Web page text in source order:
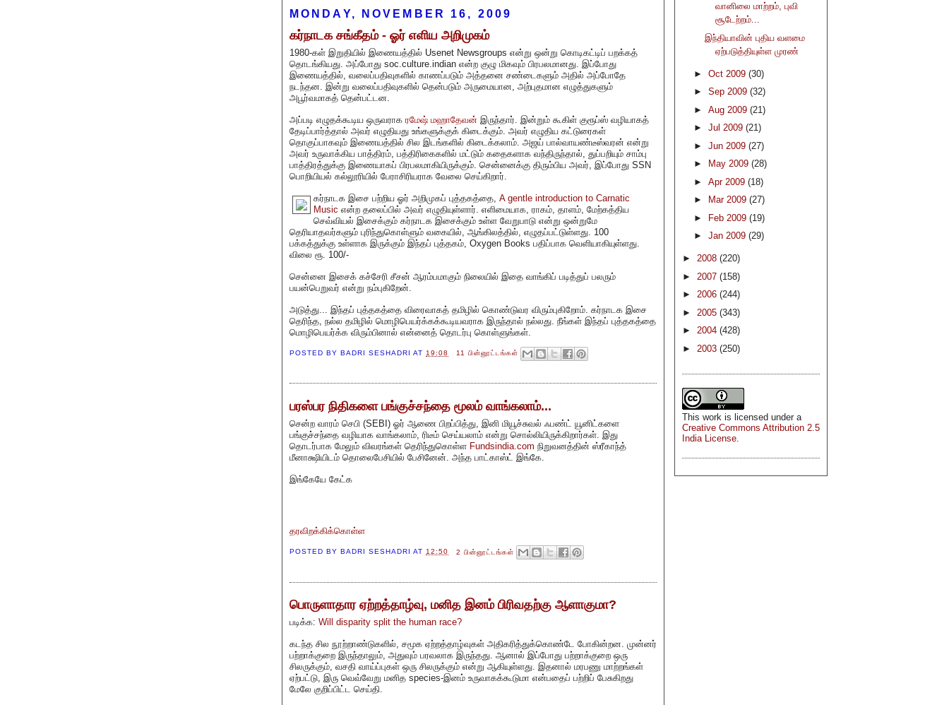
MONDAY, NOVEMBER 16, 2009
கர்நாடக சங்கீதம் - ஓர் எளிய அறிமுகம்
1980-கள் இறுதியில் இணையத்தில் Usenet Newsgroups என்று ஒன்று கொடிகட்டிப் பறக்கத்
தொடங்கியது. அப்போது soc.culture.indian என்ற குழு மிகவும் பிரபலமானது. இப்போது
இணையத்தில், வலைப்பதிவுகளில் காணப்படும் அத்தனை சண்டைகளும் அதில் அப்போதே
நடந்தன. இன்று வலைப்பதிவுகளில் தென்படும் அருமையான, அற்புதமான எழுத்துகளும்
அபூர்வமாகத் தென்பட்டன.
அப்படி எழுதக்கூடிய ஒருவராக ரமேஷ் மஹாதேவன் இருந்தார். இன்றும் கூகிள் குரூப்ஸ் வழியாகத்
தேடிப்பார்த்தால் அவர் எழுதியது உங்களுக்குக் கிடைக்கும். அவர் எழுதிய கட்டுரைகள்
தொகுப்பாகவும் இணையத்தில் சில இடங்களில் கிடைக்கலாம். அஜய் பால்வாயண்டீஸ்வரன் என்று
அவர் உருவாக்கிய பாத்திரம், பத்திரிகைகளில் மட்டும் கதைகளாக வந்திருந்தால், துப்பறியும் சாம்பு
பாத்திரத்துக்கு இணையாகப் பிரபலமாகியிருக்கும். சென்னைக்கு திரும்பிய அவர், இப்போது SSN
பொறியியல் கல்லூரியில் பேராசிரியராக வேலை செய்கிறார்.
கர்நாடக இசை பற்றிய ஓர் அறிமுகப் புத்தகத்தை, A gentle introduction to Carnatic
Music என்ற தலைப்பில் அவர் எழுதியுள்ளார். எளிமையாக, ராகம், தாளம், மேற்கத்திய
செவ்வியல் இசைக்கும் கர்நாடக இசைக்கும் உள்ள வேறுபாடு என்று ஒன்றுமே
தெரியாதவர்களும் புரிந்துகொள்ளும் வகையில், ஆங்கிலத்தில், எழுதப்பட்டுள்ளது. 100
பக்கத்துக்கு உள்ளாக இருக்கும் இந்தப் புத்தகம், Oxygen Books பதிப்பாக வெளியாகியுள்ளது.
விலை ரூ. 100/-
சென்னை இசைக் கச்சேரி சீசன் ஆரம்பமாகும் நிலையில் இதை வாங்கிப் படித்துப் பலரும்
பயன்பெறுவர் என்று நம்புகிறேன்.
அடுத்து... இந்தப் புத்தகத்தை விரைவாகத் தமிழில் கொண்டுவர விரும்புகிறோம். கர்நாடக இசை
தெரிந்த, நல்ல தமிழில் மொழிபெயர்க்கக்கூடியவராக இருந்தால் நல்லது. நீங்கள் இந்தப் புத்தகத்தை
மொழிபெயர்க்க விரும்பினால் என்னைத் தொடர்பு கொள்ளுங்கள்.
POSTED BY BADRI SESHADRI AT19:08 11 பின்னூட்டங்கள்
பரஸ்பர நிதிகளை பங்குச்சந்தை மூலம் வாங்கலாம்...
சென்ற வாரம் செபி (SEBI) ஓர் ஆணை பிறப்பித்து, இனி மியூச்சுவல் ஃபண்ட் யூனிட்களை
பங்குச்சந்தை வழியாக வாங்கலாம், ரிடீம் செய்யலாம் என்று சொல்லியிருக்கிறார்கள். இது
தொடர்பாக மேலும் விவரங்கள் தெரிந்துகொள்ள Fundsindia.com நிறுவனத்தின் ஸ்ரீகாந்த்
மீனாக்ஷியிடம் தொலைபேசியில் பேசினேன். அந்த பாட்காஸ்ட் இங்கே.
இங்கேயே கேட்க
தரவிறக்கிக்கொள்ள
POSTED BY BADRI SESHADRI AT12:50 2 பின்னூட்டங்கள்
பொருளாதார ஏற்றத்தாழ்வு, மனித இனம் பிரிவதற்கு ஆளாகுமா?
படிக்க: Will disparity split the human race?
கடந்த சில நூற்றாண்டுகளில், சமூக ஏற்றத்தாழ்வுகள் அதிகரித்துக்கொண்டே போகின்றன. முன்னர்
பற்றாக்குறை இருந்தாலும், அதுவும் பரவலாக இருந்தது. ஆனால் இப்போது பற்றாக்குறை ஒரு
சிலருக்கும், வசதி வாய்ப்புகள் ஒரு சிலருக்கும் என்று ஆகியுள்ளது. இதனால் மரபணு மாற்றங்கள்
ஏற்பட்டு, இரு வெவ்வேறு மனித species-இனம் உருவாகக்கூடுமா என்பதைப் பற்றிப் பேசுகிறது
மேலே குறிப்பிட்ட செய்தி.
வானிலை மாற்றம், புவி
சூடேற்றம்...
இந்தியாவின் புதிய வளமை
ஏற்படுத்தியுள்ள முரண்
► Oct 2009 (30)
► Sep 2009 (32)
► Aug 2009 (21)
► Jul 2009 (21)
► Jun 2009 (27)
►
May 2009 (28)
► Apr 2009 (18)
►
Mar 2009 (27)
►
Feb 2009 (19)
► Jan 2009 (29)
► 2008 (220)
► 2007 (158)
► 2006 (244)
► 2005 (343)
► 2004 (428)
► 2003 (250)
This work is licensed under a
Creative Commons Attribution 2.5
India License.